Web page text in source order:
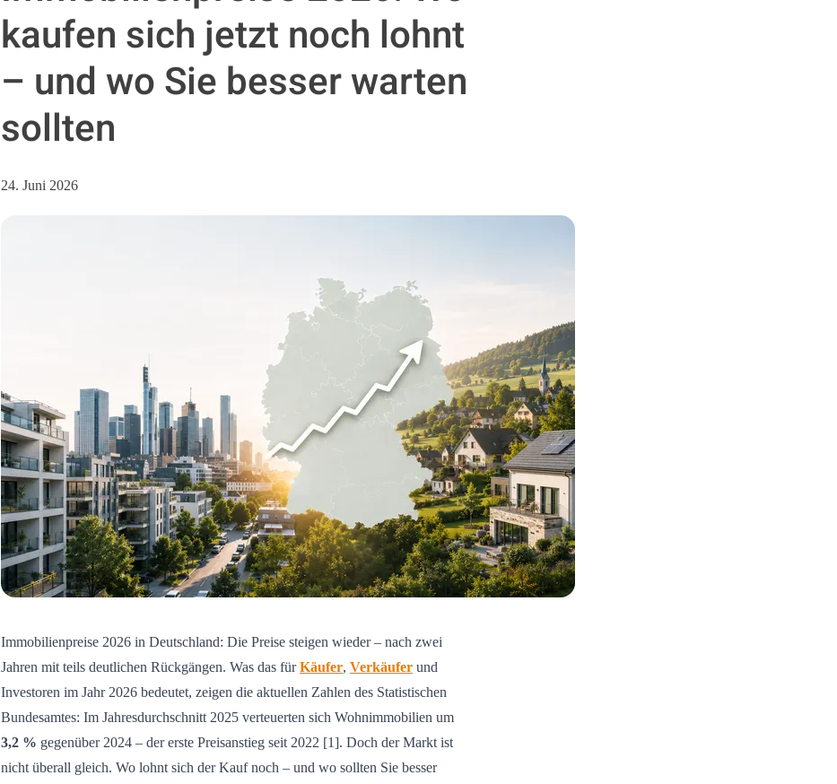
kaufen sich jetzt noch lohnt
– und wo Sie besser warten
sollten
24. Juni 2026
Immobilienpreise 2026 in Deutschland: Die Preise steigen wieder – nach zwei
Jahren mit teils deutlichen Rückgängen. Was das fürKäufer, Verkäufer und
Investoren im Jahr 2026 bedeutet, zeigen die aktuellen Zahlen des Statistischen
Bundesamtes: Im Jahresdurchschnitt 2025 verteuerten sich Wohnimmobilien um
3,2 % gegenüber 2024 – der erste Preisanstieg seit 2022 [1]. Doch der Markt ist
nicht überall gleich. Wo lohnt sich der Kauf noch – und wo sollten Sie besser